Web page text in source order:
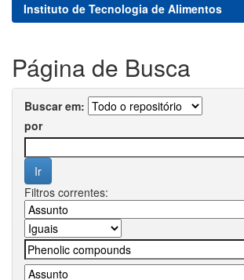
Instituto de Tecnologia de Alimentos
Página de Busca
Buscar em:
por
Filtros correntes: